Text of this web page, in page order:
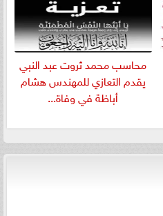
​محاسب محمد ثروت عبد النبي
يقدم التعازي للمهندس هشام
أباظة في وفاة...